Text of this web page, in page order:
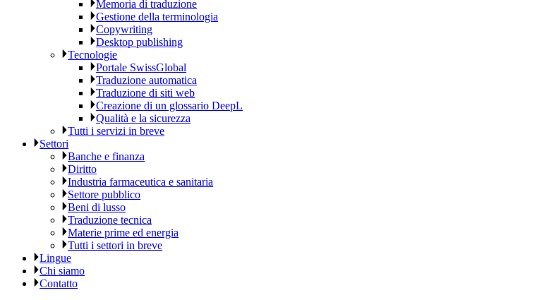
Memoria di traduzione
Gestione della terminologia
Copywriting
Desktop publishing
Tecnologie
Portale SwissGlobal
Traduzione automatica
Traduzione di siti web
Creazione di un glossario DeepL
Qualità e la sicurezza
Tutti i servizi in breve
Settori
Banche e finanza
Diritto
Industria farmaceutica e sanitaria
Settore pubblico
Beni di lusso
Traduzione tecnica
Materie prime ed energia
Tutti i settori in breve
Lingue
Chi siamo
Contatto